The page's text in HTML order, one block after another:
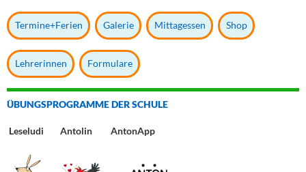
Termine+Ferien Galerie Mittagessen Shop
Lehrerinnen Formulare
ÜBUNGSPROGRAMME DER SCHULE
Leseludi Antolin AntonApp